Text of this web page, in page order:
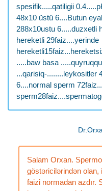
spesifik.....qatiligii
48x10 üstü 6....Butun
288x10ustu 6.....duzxetli
hereketli 29faiz....yerinde
.....baw basa
...qarisiq-........leykositler
6....normal sperm
Salam Orxan.
göstəricilərindən
faizi normadan azdır.